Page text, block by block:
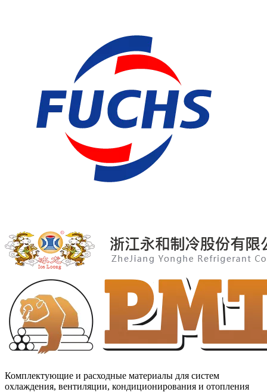
Комплектующие и расходные материалы для систем
охлаждения, вентиляции, кондиционирования и отопления